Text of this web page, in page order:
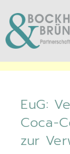
Coca-
EuG:
Coca-
zur